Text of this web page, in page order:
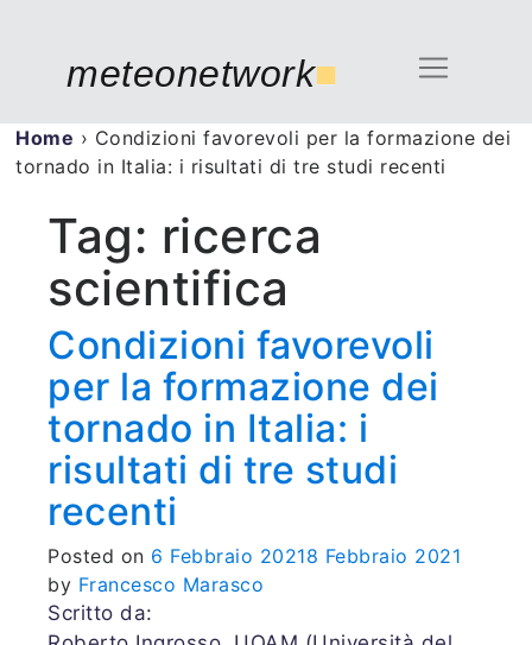
meteonetwork■
Home › Condizioni favorevoli per la formazione dei
tornado in Italia: i risultati di tre studi recenti
Tag: ricerca
scientifica
Condizioni favorevoli
per la formazione dei
tornado in Italia: i
risultati di tre studi
recenti
Posted on 6 Febbraio 20218 Febbraio 2021
by Francesco Marasco
Scritto da: